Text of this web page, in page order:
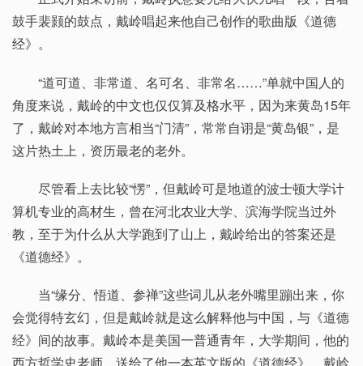
鼓手裴颢的鼓点，戴岭唱起来他自己创作的歌曲版《道德
经》。
“道可道、非常道、名可名、非常名……”单就中国人的
角度来说，戴岭的中文也仅仅算及格水平，因为来黄岛15年
了，戴岭对本地方言相当“门清”，常常自诩是“黄岛银”，是
这片热土上，资历最老的老外。
尽管看上去比较“愣”，但戴岭可是地道的波士顿大学计
算机专业的高材生，曾在河北农业大学、滨海学院当过外
教，至于为什么从大学跑到了山上，戴岭给出的答案还是
《道德经》。
当“缘分、悟道、参禅”这些词儿从老外嘴里蹦出来，你
会觉得特玄幻，但是戴岭就是这么解释他与中国，与《道德
经》间的故事。戴岭本是美国一普通青年，大学期间，他的